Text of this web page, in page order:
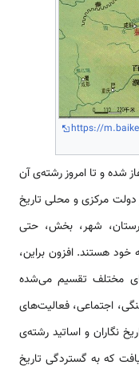
https://
شده و تا امروز رشته‌ی آن
مرکزی و محلی تاریخ
شهر، بخش، حتی
خود هستند. افزون براین،
مختلف تقسیم می‌شده
اجتماعی، فعالیت‌های
نگاران و اساتید رشته‌ی
که به گستردگی تاریخ